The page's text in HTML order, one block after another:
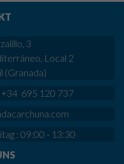
3
Local 2
(Granada)
+34 695 120 737
: 09:00 - 13:30